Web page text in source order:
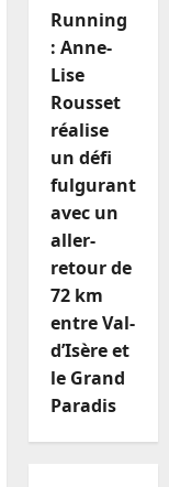
Running
: Anne-
Lise
Rousset
réalise
un défi
fulgurant
avec un
aller-
retour de
72 km
entre Val-
d’Isère et
le Grand
Paradis